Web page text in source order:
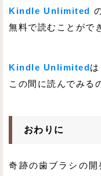
Kindle Unlimited
無料で読むことがで
Kindle Unlimited
この間に読んでみる
おわりに
奇跡の歯ブラシの